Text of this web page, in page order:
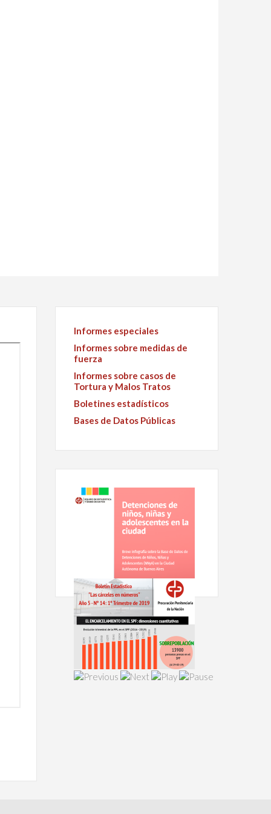
Informes especiales
Informes sobre medidas de
fuerza
Informes sobre casos de
Tortura y Malos Tratos
Boletines estadísticos
Bases de Datos Públicas